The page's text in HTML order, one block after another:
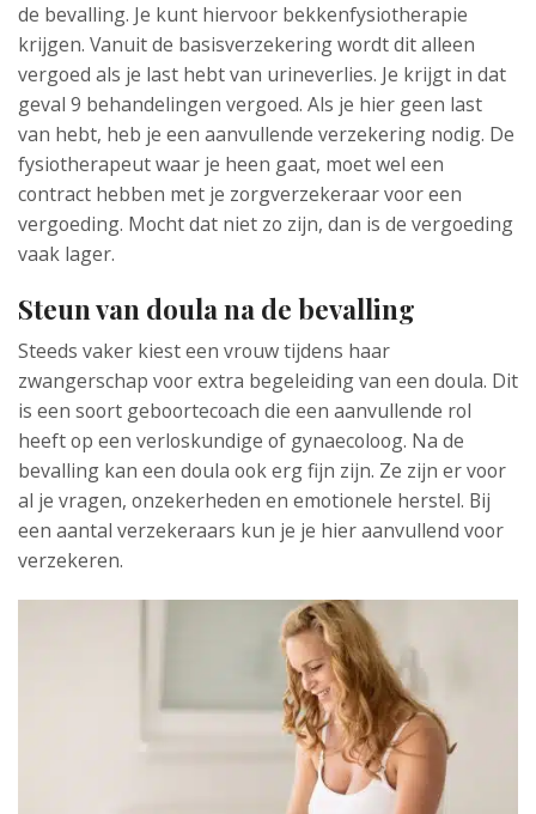
de bevalling. Je kunt hiervoor bekkenfysiotherapie
krijgen. Vanuit de basisverzekering wordt dit alleen
vergoed als je last hebt van urineverlies. Je krijgt in dat
geval 9 behandelingen vergoed. Als je hier geen last
van hebt, heb je een aanvullende verzekering nodig. De
fysiotherapeut waar je heen gaat, moet wel een
contract hebben met je zorgverzekeraar voor een
vergoeding. Mocht dat niet zo zijn, dan is de vergoeding
vaak lager.
Steun van doula na de bevalling
Steeds vaker kiest een vrouw tijdens haar
zwangerschap voor extra begeleiding van een doula. Dit
is een soort geboortecoach die een aanvullende rol
heeft op een verloskundige of gynaecoloog. Na de
bevalling kan een doula ook erg fijn zijn. Ze zijn er voor
al je vragen, onzekerheden en emotionele herstel. Bij
een aantal verzekeraars kun je je hier aanvullend voor
verzekeren.